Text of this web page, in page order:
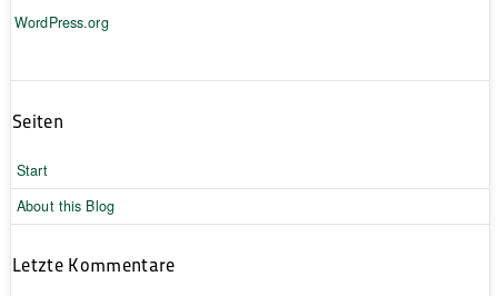
WordPress.org
Seiten
Start
About this Blog
Letzte Kommentare